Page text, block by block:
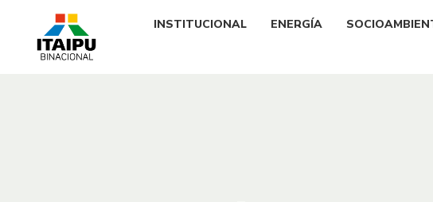
INSTITUCIONAL ENERGÍA